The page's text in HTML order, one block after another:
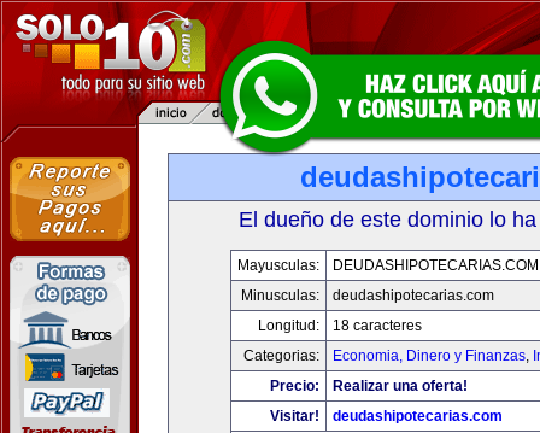
El dueño de este dominio lo
Mayusculas:
DEUDASHIPOTECARIAS.COM
Minusculas:
deudashipotecarias.com
Longitud:
18 caracteres
Categorias:
Economia, Dinero y Finanzas,
Precio:
Realizar una oferta!
Visitar!
deudashipotecarias.com